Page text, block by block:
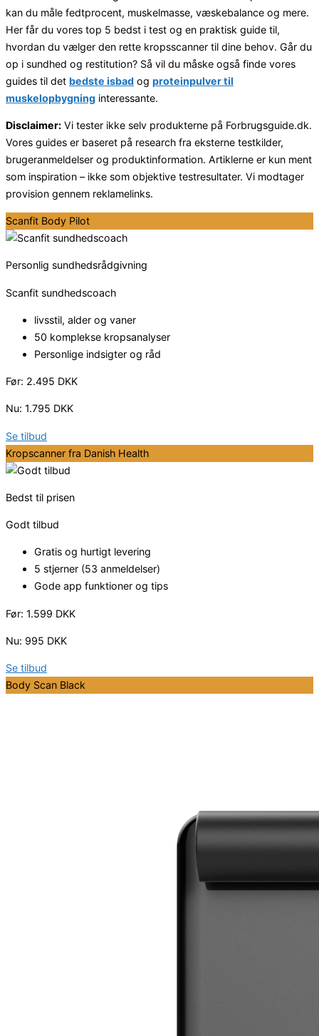
kan du måle fedtprocent, muskelmasse, væskebalance og mere.
Her får du vores top 5 bedst i test og en praktisk guide til,
hvordan du vælger den rette kropsscanner til dine behov. Går du
op i sundhed og restitution? Så vil du måske også finde vores
guides til det bedste isbad og proteinpulver til
muskelopbygning interessante.
Disclaimer: Vi tester ikke selv produkterne på Forbrugsguide.dk.
Vores guides er baseret på research fra eksterne testkilder,
brugeranmeldelser og produktinformation. Artiklerne er kun ment
som inspiration – ikke som objektive testresultater. Vi modtager
provision gennem reklamelinks.
Scanfit Body Pilot
Personlig sundhedsrådgivning
Scanfit sundhedscoach
livsstil, alder og vaner
50 komplekse kropsanalyser
Personlige indsigter og råd
Før: 2.495 DKK
Nu: 1.795 DKK
Se tilbud
Kropscanner fra Danish Health
Bedst til prisen
Godt tilbud
Gratis og hurtigt levering
5 stjerner (53 anmeldelser)
Gode app funktioner og tips
Før: 1.599 DKK
Nu: 995 DKK
Se tilbud
Body Scan Black